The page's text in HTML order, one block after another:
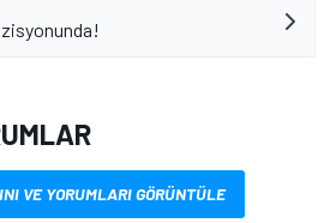
VE YORUMLARI GÖRÜNTÜLE